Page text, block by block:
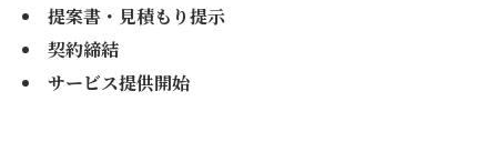
提案書・見積もり提示
契約締結
サービス提供開始